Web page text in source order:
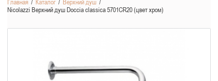
Главная / Каталог/ Верхний душ /
Nicolazzi Верхний душ Doccia classica 5701CR20 (цвет хром)